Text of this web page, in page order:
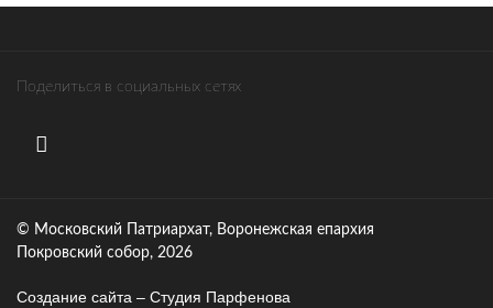
Поделиться в социальных сетях
© Московский Патриархат, Воронежcкая епархия
Покровский собор, 2026
Создание сайта – Cтудия Парфенова